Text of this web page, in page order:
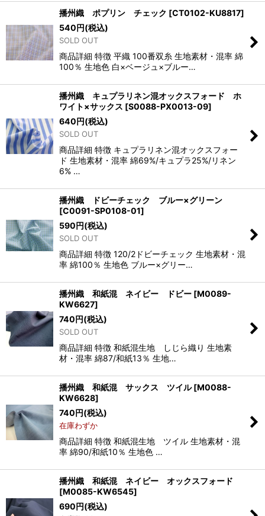
播州織 ポプリン チェック [CT0102-KU8817]
540円(税込)
SOLD OUT
商品詳細 特徴 平織 100番双糸 生地素材・混率 綿
100％ 生地色 白×ベージュ×ブルー…
播州織 キュプラリネン混オックスフォード ホ
ワイト×サックス [S0088-PX0013-09]
640円(税込)
SOLD OUT
商品詳細 特徴 キュプラリネン混オックスフォー
ド 生地素材・混率 綿69%/キュプラ25%/リネン
6% …
播州織 ドビーチェック ブルー×グリーン
[C0091-SP0108-01]
590円(税込)
SOLD OUT
商品詳細 特徴 120/2ドビーチェック 生地素材・混
率 綿100％ 生地色 ブルー×グリー…
播州織 和紙混 ネイビー ドビー [M0089-
KW6627]
740円(税込)
SOLD OUT
商品詳細 特徴 和紙混生地 しじら織り 生地素
材・混率 綿87/和紙13％ 生地…
播州織 和紙混 サックス ツイル [M0088-
KW6628]
740円(税込)
在庫わずか
商品詳細 特徴 和紙混生地 ツイル 生地素材・混
率 綿90/和紙10％ 生地色 …
播州織 和紙混 ネイビー オックスフォード
[M0085-KW6545]
690円(税込)